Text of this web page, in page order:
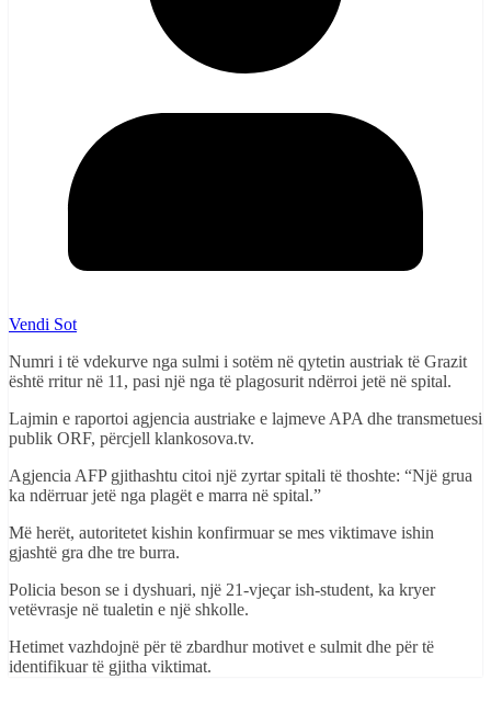
Vendi Sot
Numri i të vdekurve nga sulmi i sotëm në qytetin austriak të Grazit
është rritur në 11, pasi një nga të plagosurit ndërroi jetë në spital.
Lajmin e raportoi agjencia austriake e lajmeve APA dhe transmetuesi
publik ORF, përcjell klankosova.tv.
Agjencia AFP gjithashtu citoi një zyrtar spitali të thoshte: “Një grua
ka ndërruar jetë nga plagët e marra në spital.”
Më herët, autoritetet kishin konfirmuar se mes viktimave ishin
gjashtë gra dhe tre burra.
Policia beson se i dyshuari, një 21-vjeçar ish-student, ka kryer
vetëvrasje në tualetin e një shkolle.
Hetimet vazhdojnë për të zbardhur motivet e sulmit dhe për të
identifikuar të gjitha viktimat.